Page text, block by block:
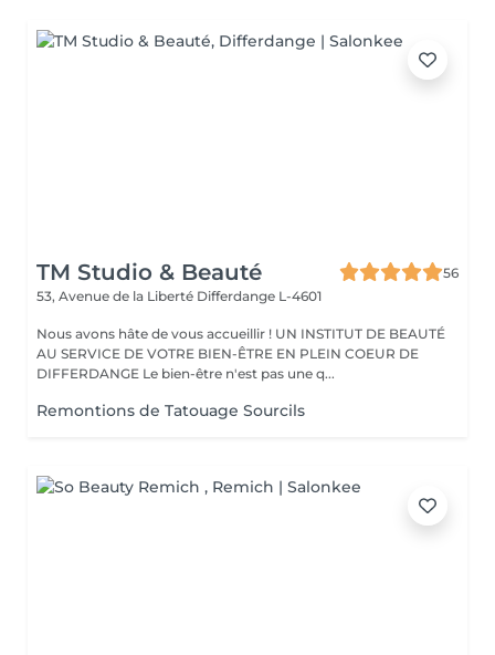
TM Studio & Beauté
56
53, Avenue de la Liberté Differdange L-4601
Nous avons hâte de vous accueillir ! UN INSTITUT DE BEAUTÉ
AU SERVICE DE VOTRE BIEN-ÊTRE EN PLEIN COEUR DE
DIFFERDANGE Le bien-être n'est pas une q...
Remontions de Tatouage Sourcils